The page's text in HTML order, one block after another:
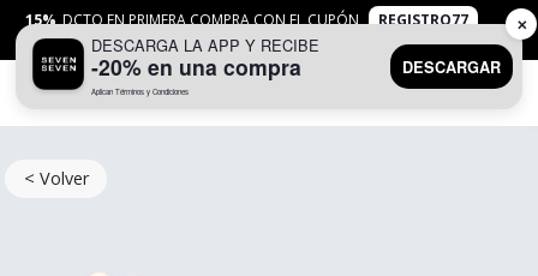
15% DCTO EN PRIMERA COMPRA CON EL CUPÓN
REGISTRO77
APLICANTYC
< Volver
DESCARGA LA APP Y RECIBE
-20% en una compra
Aplican Términos y Condiciones
DESCARGAR
✕